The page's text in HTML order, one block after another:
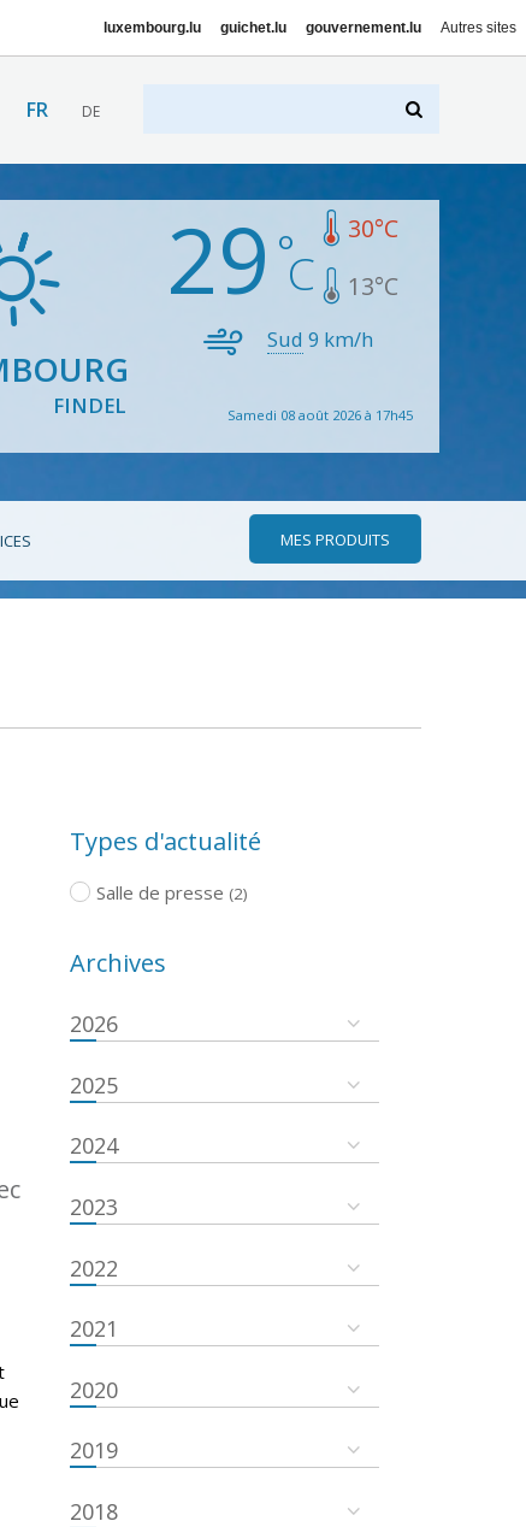
luxembourg.lu guichet.lu gouvernement.lu Autres sites
FR DE
FINDEL
29 30°C
13°C
Sud 9 km/h
Samedi 08 août 2026 à 17h45
MES PRODUITS
Types d'actualité
Salle de presse (2)
Archives
2026
2025
2024
2023
2022
2021
2020
2019
2018